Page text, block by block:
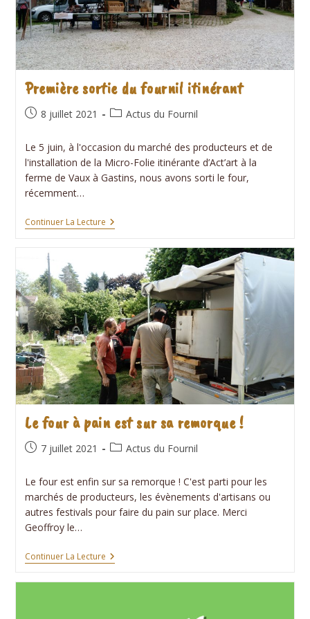
Première sortie du fournil itinérant
Publication
8 juillet 2021
PostActus du Fournil
Le 5 juin, à l'occasion du marché des producteurs et de
l'installation de la Micro-Folie itinérante d’Act’art à la
ferme de Vaux à Gastins, nous avons sorti le four,
récemment…
Continuer La LecturePremière
Sortie
Le four à pain est sur sa remorque !
Publication
7 juillet 2021
PostActus du Fournil
Le four est enfin sur sa remorque ! C'est parti pour les
marchés de producteurs, les évènements d'artisans ou
autres festivals pour faire du pain sur place. Merci
Geoffroy le…
Continuer La LectureLe
Four